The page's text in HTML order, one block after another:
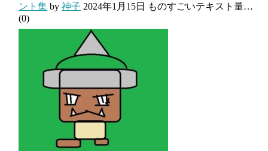
ント集 by 神子 2024年1月15日
ものすごいテキスト量…
(0)